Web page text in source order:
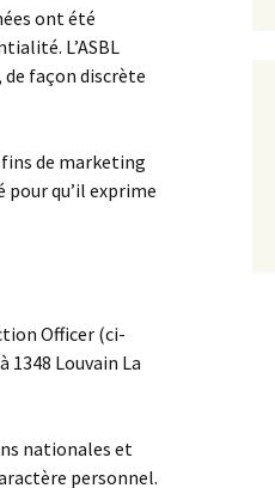
ont été
L’ASBL
de façon discrète
fins de marketing
qu’il exprime
Officer (ci-
1348 Louvain La
nationales et
personnel.